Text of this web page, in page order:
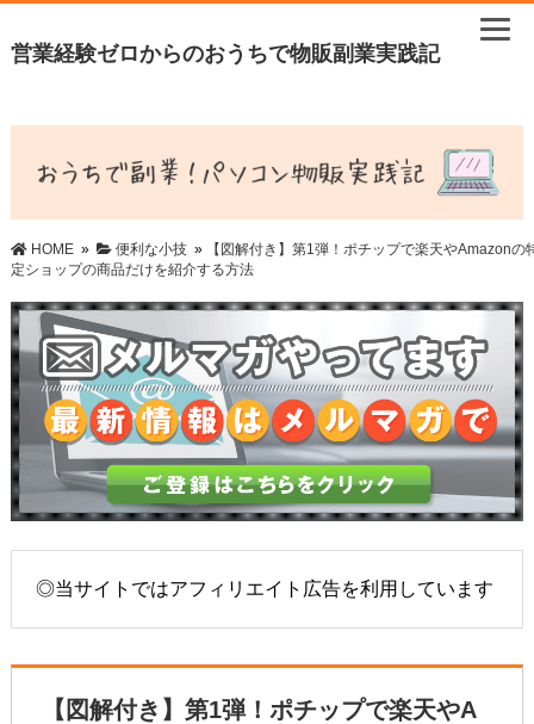
営業経験ゼロからのおうちで物販副業実践記
HOME» 便利な小技»
【図解付き】第1弾！ポチップで楽天やAmazonの
定ショップの商品だけを紹介する方法
◎当サイトではアフィリエイト広告を利用しています
【図解付き】第1弾！ポチップで楽天やA